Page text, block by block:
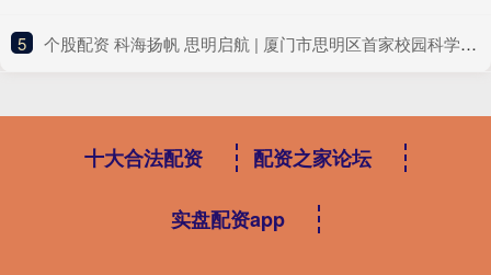
5 ​个股配资 科海扬帆 思明启航 | 厦门市思明区首家校园科学小记者站落地演武小学，“鹭岛计划”喜添新阵地
十大合法配资 配资之家论坛
实盘配资app